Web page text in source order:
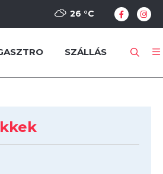
26 °C
SZÁLLÁS